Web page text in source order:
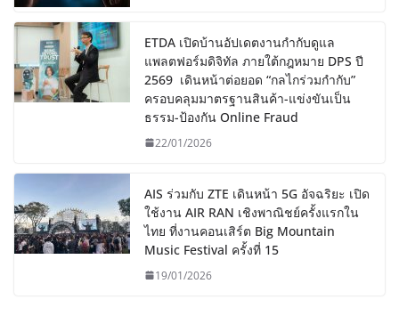
ETDA เปิดบ้านอัปเดตงานกำกับดูแล
แพลตฟอร์มดิจิทัล ภายใต้กฎหมาย DPS ปี
2569 เดินหน้าต่อยอด “กลไกร่วมกำกับ”
ครอบคลุมมาตรฐานสินค้า-แข่งขันเป็น
ธรรม-ป้องกัน Online Fraud
22/01/2026
AIS ร่วมกับ ZTE เดินหน้า 5G อัจฉริยะ เปิด
ใช้งาน AIR RAN เชิงพาณิชย์ครั้งแรกใน
ไทย ที่งานคอนเสิร์ต Big Mountain
Music Festival ครั้งที่ 15
19/01/2026